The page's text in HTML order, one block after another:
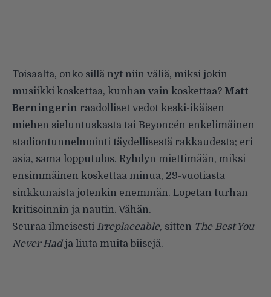
Toisaalta, onko sillä nyt niin väliä, miksi jokin
musiikki koskettaa, kunhan vain koskettaa? Matt
Berningerin raadolliset vedot keski-ikäisen
miehen sieluntuskasta tai Beyoncén enkelimäinen
stadiontunnelmointi täydellisestä rakkaudesta; eri
asia, sama lopputulos. Ryhdyn miettimään, miksi
ensimmäinen koskettaa minua, 29-vuotiasta
sinkkunaista jotenkin enemmän. Lopetan turhan
kritisoinnin ja nautin. Vähän.
Seuraa ilmeisesti Irreplaceable, sitten The Best You
Never Hadja liuta muita biisejä.